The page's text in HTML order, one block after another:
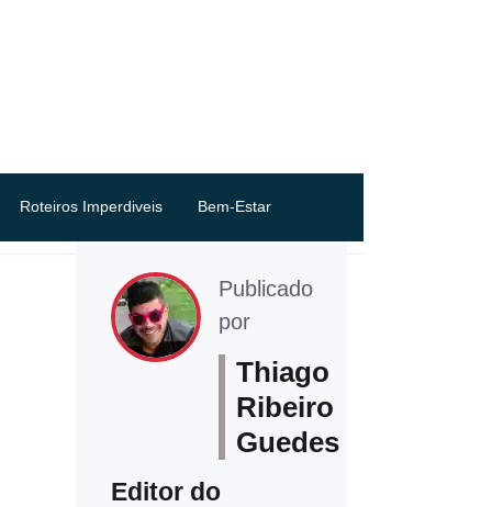
Roteiros Imperdiveis Bem-Estar
Publicado
por
Thiago
Ribeiro
Guedes
Editor do